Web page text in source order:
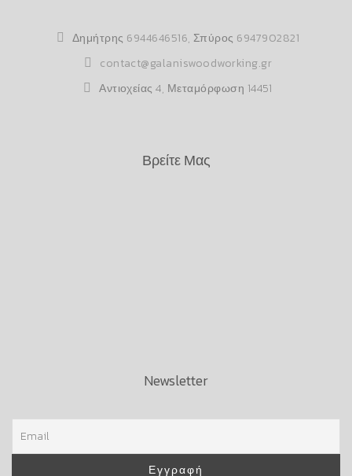
Δημήτρης 6944646516, Σπύρος 6947902821
contact@galaniswoodworking.gr
Αντιοχείας 4, Μεταμόρφωση 14451
Βρείτε Μας
Newsletter